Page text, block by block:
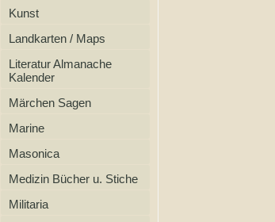
Kunst
Landkarten / Maps
Literatur Almanache
Kalender
Märchen Sagen
Marine
Masonica
Medizin Bücher u. Stiche
Militaria